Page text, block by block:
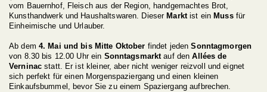
vom Bauernhof, Fleisch aus der Region, handgemachtes Brot,
Kunsthandwerk und Haushaltswaren. Dieser Markt ist ein Mussfür
Einheimische und Urlauber.
Ab dem 4. Mai und bis Mitte Oktober findet jedenSonntagmorgen
von 8.30 bis 12.00 Uhr ein Sonntagsmarktauf denAllées de
Verninac statt. Er ist kleiner, aber nicht weniger reizvoll und eignet
sich perfekt für einen Morgenspaziergang und einen kleinen
Einkaufsbummel, bevor Sie zu einem Spaziergang aufbrechen.